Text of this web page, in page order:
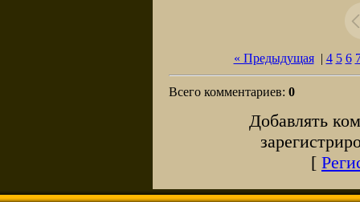
« Предыдущая| 4 5 6
Всего комментариев: 0
Добавлять
[